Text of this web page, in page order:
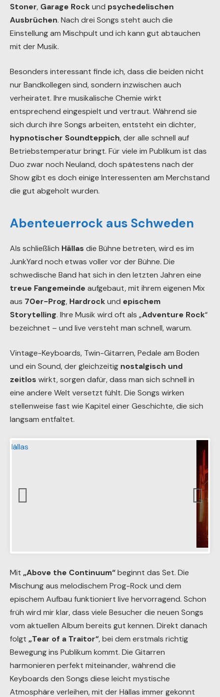
Stoner, Garage Rockund psychedelischen
Ausbrüchen. Nach drei Songs steht auch die
Einstellung am Mischpult und ich kann gut abtauchen
mit der Musik.
Besonders interessant finde ich, dass die beiden nicht
nur Bandkollegen sind, sondern inzwischen auch
verheiratet. Ihre musikalische Chemie wirkt
entsprechend eingespielt und vertraut. Während sie
sich durch ihre Songs arbeiten, entsteht ein dichter,
hypnotischer Soundteppich, der alle schnell auf
Betriebstemperatur bringt. Für viele im Publikum ist das
Duo zwar noch Neuland, doch spätestens nach der
Show gibt es doch einige Interessenten am Merchstand
die gut abgeholt wurden.
Abenteuerrock aus Schweden
Als schließlich Hällas die Bühne betreten, wird es im
JunkYard noch etwas voller vor der Bühne. Die
schwedische Band hat sich in den letzten Jahren eine
treue Fangemeinde aufgebaut, mit ihrem eigenen Mix
aus 70er-Prog, Hardrockund epischem
Storytelling. Ihre Musik wird oft als „Adventure Rock“
bezeichnet – und live versteht man schnell, warum.
Vintage-Keyboards, Twin-Gitarren, Pedale am Boden
und ein Sound, der gleichzeitig nostalgisch und
zeitlos wirkt, sorgen dafür, dass man sich schnell in
eine andere Welt versetzt fühlt. Die Songs wirken
stellenweise fast wie Kapitel einer Geschichte, die sich
langsam entfaltet.
Mit„Above the Continuum“ beginnt das Set. Die
Mischung aus melodischem Prog-Rock und dem
epischem Aufbau funktioniert live hervorragend. Schon
früh wird mir klar, dass viele Besucher die neuen Songs
vom aktuellen Album bereits gut kennen. Direkt danach
folgt„Tear of a Traitor“, bei dem erstmals richtig
Bewegung ins Publikum kommt. Die Gitarren
harmonieren perfekt miteinander, während die